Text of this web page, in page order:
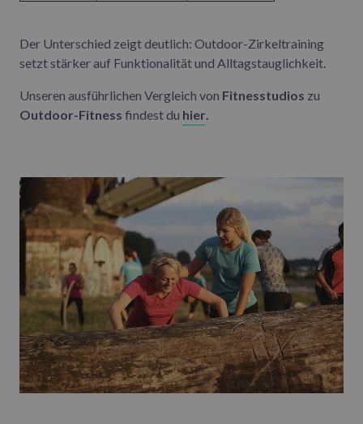
Der Unterschied zeigt deutlich: Outdoor-Zirkeltraining
setzt stärker auf Funktionalität und Alltagstauglichkeit.
Unseren ausführlichen Vergleich von Fitnesstudios zu
Outdoor-Fitness findest du hier.